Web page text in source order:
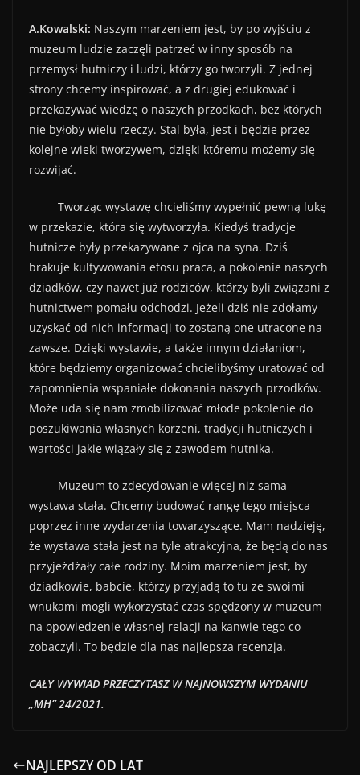
A.Kowalski: Naszym marzeniem jest, by po wyjściu z
muzeum ludzie zaczęli patrzeć w inny sposób na
przemysł hutniczy i ludzi, którzy go tworzyli. Z jednej
strony chcemy inspirować, a z drugiej edukować i
przekazywać wiedzę o naszych przodkach, bez których
nie byłoby wielu rzeczy. Stal była, jest i będzie przez
kolejne wieki tworzywem, dzięki któremu możemy się
rozwijać.
Tworząc wystawę chcieliśmy wypełnić pewną lukę
w przekazie, która się wytworzyła. Kiedyś tradycje
hutnicze były przekazywane z ojca na syna. Dziś
brakuje kultywowania etosu praca, a pokolenie naszych
dziadków, czy nawet już rodziców, którzy byli związani z
hutnictwem pomału odchodzi. Jeżeli dziś nie zdołamy
uzyskać od nich informacji to zostaną one utracone na
zawsze. Dzięki wystawie, a także innym działaniom,
które będziemy organizować chcielibyśmy uratować od
zapomnienia wspaniałe dokonania naszych przodków.
Może uda się nam zmobilizować młode pokolenie do
poszukiwania własnych korzeni, tradycji hutniczych i
wartości jakie wiązały się z zawodem hutnika.
Muzeum to zdecydowanie więcej niż sama
wystawa stała. Chcemy budować rangę tego miejsca
poprzez inne wydarzenia towarzyszące. Mam nadzieję,
że wystawa stała jest na tyle atrakcyjna, że będą do nas
przyjeżdżały całe rodziny. Moim marzeniem jest, by
dziadkowie, babcie, którzy przyjadą to tu ze swoimi
wnukami mogli wykorzystać czas spędzony w muzeum
na opowiedzenie własnej relacji na kanwie tego co
zobaczyli. To będzie dla nas najlepsza recenzja.
CAŁY WYWIAD PRZECZYTASZ W NAJNOWSZYM WYDANIU
„MH” 24/2021.
NAJLEPSZY OD LAT